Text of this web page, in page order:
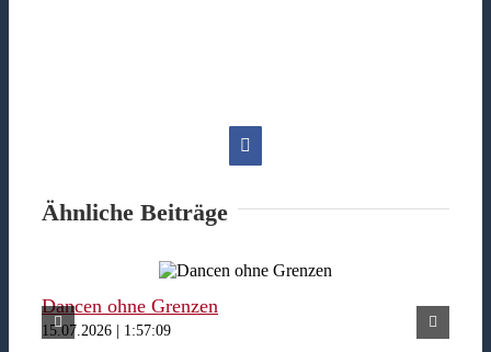
Facebook
Ähnliche Beiträge
Dancen ohne Grenzen
15.07.2026 | 1:57:09